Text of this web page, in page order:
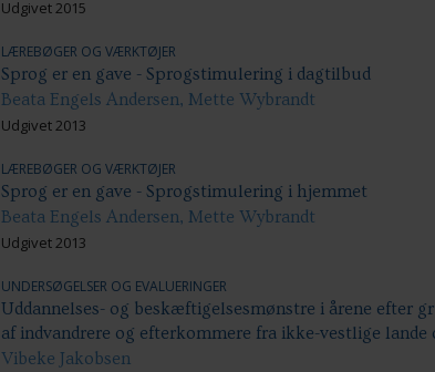
Udgivet 2015
LÆREBØGER OG VÆRKTØJER
Sprog er en gave - Sprogstimulering i dagtilbud
Beata Engels Andersen, Mette Wybrandt
Udgivet 2013
LÆREBØGER OG VÆRKTØJER
Sprog er en gave - Sprogstimulering i hjemmet
Beata Engels Andersen, Mette Wybrandt
Udgivet 2013
UNDERSØGELSER OG EVALUERINGER
Uddannelses- og beskæftigelsesmønstre i årene efter
af indvandrere og efterkommere fra ikke-vestlige lande
Vibeke Jakobsen